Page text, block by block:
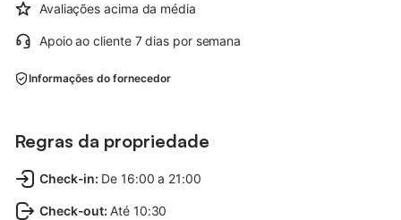
Avaliações acima da média
Apoio ao cliente 7 dias por semana
Informações do fornecedor
Regras da propriedade
Check-in: De 16:00 a 21:00
Check-out: Até 10:30